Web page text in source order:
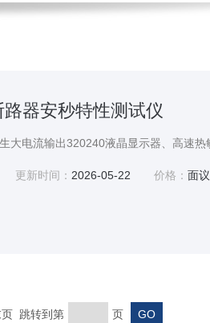
器安秒特性测试仪
更新时间： 2026-05-22 价格：面议
跳转到第 页